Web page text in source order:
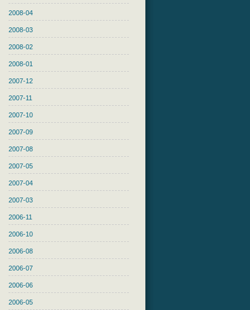
2008-04
2008-03
2008-02
2008-01
2007-12
2007-11
2007-10
2007-09
2007-08
2007-05
2007-04
2007-03
2006-11
2006-10
2006-08
2006-07
2006-06
2006-05